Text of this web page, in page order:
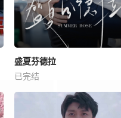
盛夏芬德拉
已完结